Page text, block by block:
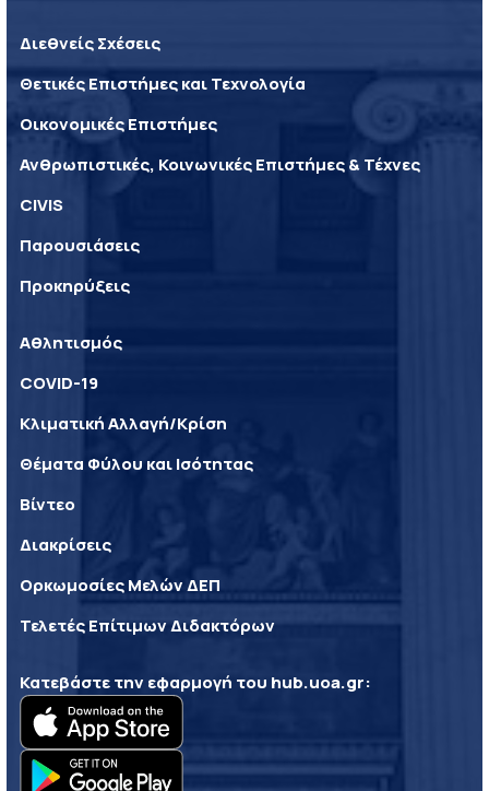
Διεθνείς Σχέσεις
Θετικές Επιστήμες και Τεχνολογία
Οικονομικές Επιστήμες
Ανθρωπιστικές, Κοινωνικές Επιστήμες & Τέχνες
CIVIS
Παρουσιάσεις
Προκηρύξεις
Αθλητισμός
COVID-19
Κλιματική Αλλαγή/Κρίση
Θέματα Φύλου και Ισότητας
Βίντεο
Διακρίσεις
Ορκωμοσίες Μελών ΔΕΠ
Τελετές Επίτιμων Διδακτόρων
Κατεβάστε την εφαρμογή του hub.uoa.gr: